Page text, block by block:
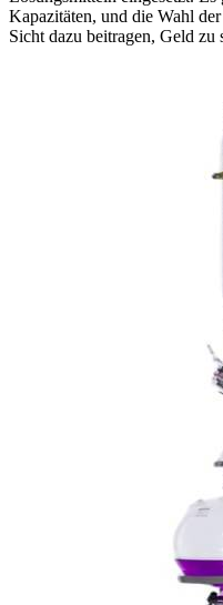
Kapazitäten, und die Wahl
Sicht dazu beitragen, Geld zu